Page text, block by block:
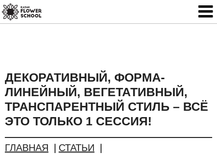
ДЕКОРАТИВНЫЙ, ФОРМА-
ЛИНЕЙНЫЙ, ВЕГЕТАТИВНЫЙ,
ТРАНСПАРЕНТНЫЙ СТИЛЬ – ВСЁ
ЭТО ТОЛЬКО 1 СЕССИЯ!
ГЛАВНАЯ
СТАТЬИ